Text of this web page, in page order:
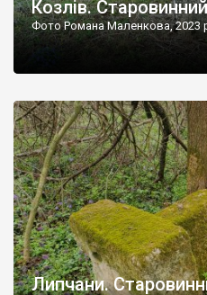
Козлів.
Фото Романа Маленкова, 2023
Липчани.